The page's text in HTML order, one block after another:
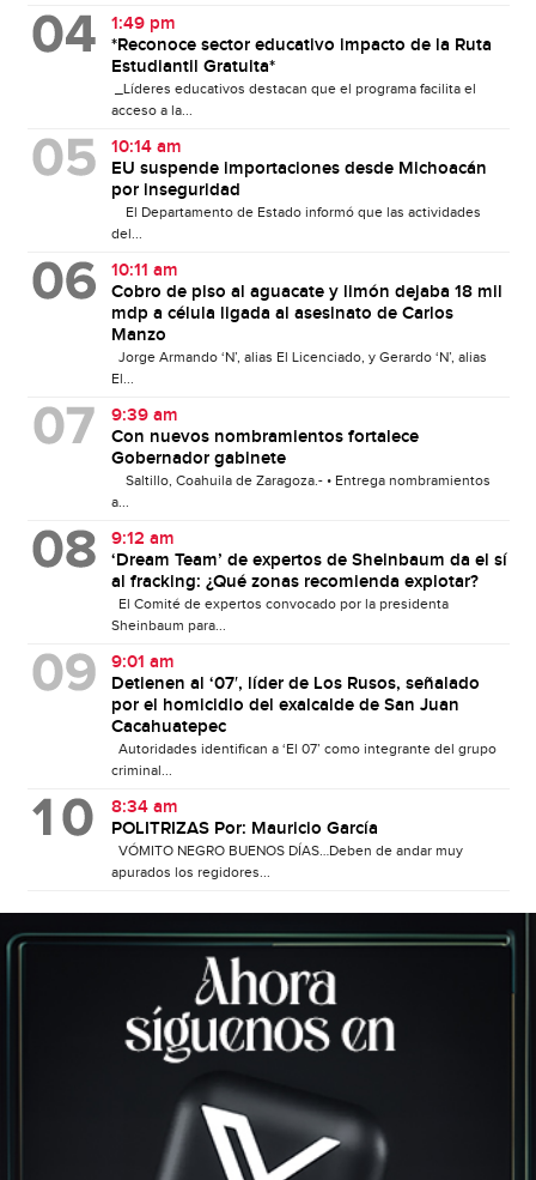
1:49 pm
*Reconoce sector educativo impacto de la Ruta
Estudiantil Gratuita*
_Líderes educativos destacan que el programa facilita el
acceso a la...
10:14 am
EU suspende importaciones desde Michoacán
por inseguridad
El Departamento de Estado informó que las actividades
del...
10:11 am
Cobro de piso al aguacate y limón dejaba 18 mil
mdp a célula ligada al asesinato de Carlos
Manzo
Jorge Armando ‘N’, alias El Licenciado, y Gerardo ‘N’, alias
El...
9:39 am
Con nuevos nombramientos fortalece
Gobernador gabinete
Saltillo, Coahuila de Zaragoza.- • Entrega nombramientos
a...
9:12 am
‘Dream Team’ de expertos de Sheinbaum da el sí
al fracking: ¿Qué zonas recomienda explotar?
El Comité de expertos convocado por la presidenta
Sheinbaum para...
9:01 am
Detienen al ‘07′, líder de Los Rusos, señalado
por el homicidio del exalcalde de San Juan
Cacahuatepec
Autoridades identifican a ‘El 07’ como integrante del grupo
criminal...
8:34 am
POLITRIZAS Por: Mauricio García
VÓMITO NEGRO BUENOS DÍAS…Deben de andar muy
apurados los regidores...